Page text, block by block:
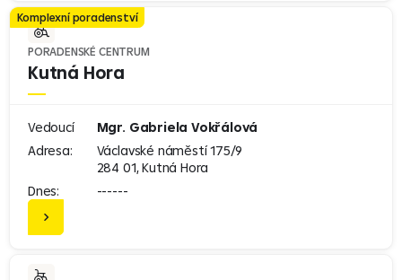
Komplexní poradenství
PORADENSKÉ CENTRUM
Kutná Hora
Vedoucí
Mgr. Gabriela Vokřálová
Adresa:
Václavské náměstí 175/9
284 01, Kutná Hora
Dnes:
------